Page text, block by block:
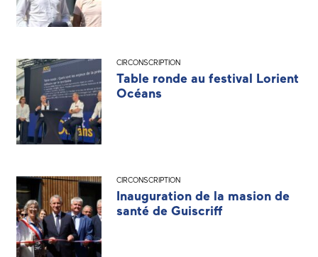
CIRCONSCRIPTION
Table ronde au festival Lorient
Océans
CIRCONSCRIPTION
Inauguration de la masion de
santé de Guiscriff